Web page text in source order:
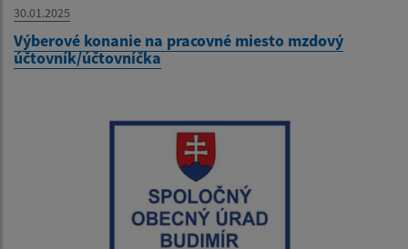
30.01.2025
Výberové konanie na pracovné miesto mzdový
účtovník/účtovníčka